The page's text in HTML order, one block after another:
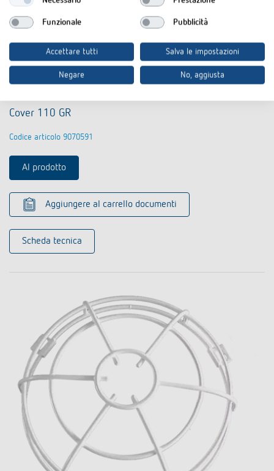
Cover 110 GR
Codice articolo 9070591
Al prodotto
Aggiungere al carrello documenti
Scheda tecnica
Funzionale Pubblicità
Accettare tutti Salva le impostazioni
Negare No, aggiusta